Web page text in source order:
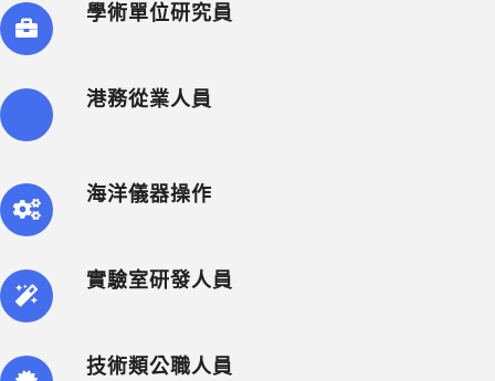
學術單位研究員
港務從業人員
海洋儀器操作
實驗室研發人員
技術類公職人員